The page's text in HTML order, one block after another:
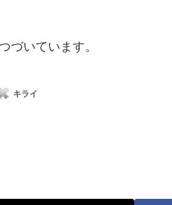
づいています。
キライ